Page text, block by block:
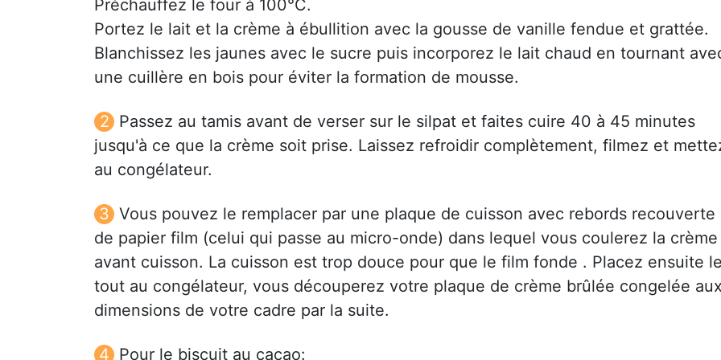
Préchauffez le four à 100°C.
Portez le lait et la crème à ébullition avec la gousse de vanille fendue et grattée.
Blanchissez les jaunes avec le sucre puis incorporez le lait chaud en tournant
une cuillère en bois pour éviter la formation de mousse.
Passez au tamis avant de verser sur le silpat et faites cuire 40 à 45 minutes
jusqu'à ce que la crème soit prise. Laissez refroidir complètement, filmez et
au congélateur.
Vous pouvez le remplacer par une plaque de cuisson avec rebords recouverte
de papier film (celui qui passe au micro-onde) dans lequel vous coulerez la crème
avant cuisson. La cuisson est trop douce pour que le film fonde . Placez ensuite le
tout au congélateur, vous découperez votre plaque de crème brûlée congelée aux
dimensions de votre cadre par la suite.
Pour le biscuit au cacao: